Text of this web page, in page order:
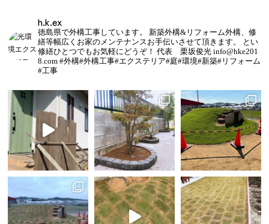
h.k.ex
徳島県で外構工事しています。
新築外構&リフォーム外構、修
繕等幅広くお家のメンテナンスお手伝いさせて頂きます。
とい
修繕ひとつでもお気軽にどうぞ！ 代表 栗坂俊光info@hke201
8.com#外構#外構工事#エクステリア#庭#環境#新築#リフォーム
#工事